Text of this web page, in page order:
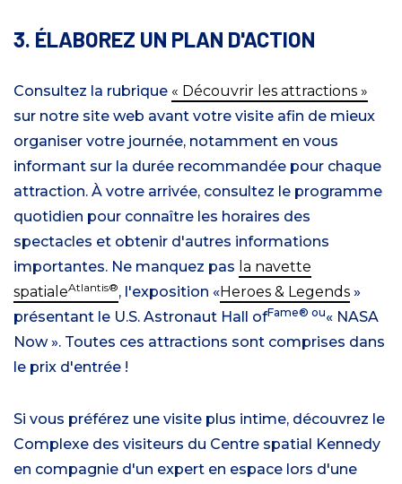
3. ÉLABOREZ UN PLAN D'ACTION
Consultez la rubrique « Découvrir les attractions »
sur notre site web avant votre visite afin de mieux
organiser votre journée, notamment en vous
informant sur la durée recommandée pour chaque
attraction. À votre arrivée, consultez le programme
quotidien pour connaître les horaires des
spectacles et obtenir d'autres informations
importantes. Ne manquez pas la navette
spatialeAtlantis®, l'exposition «Heroes & Legends »
présentant le U.S. Astronaut Hall ofFame® ou« NASA
Now ». Toutes ces attractions sont comprises dans
le prix d'entrée !
Si vous préférez une visite plus intime, découvrez le
Complexe des visiteurs du Centre spatial Kennedy
en compagnie d'un expert en espace lors d'une